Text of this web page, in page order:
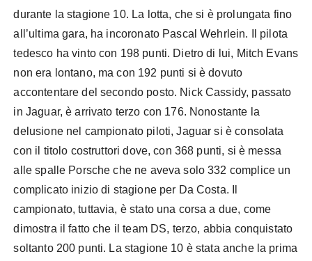
durante la stagione 10. La lotta, che si è prolungata fino
all’ultima gara, ha incoronato Pascal Wehrlein. Il pilota
tedesco ha vinto con 198 punti. Dietro di lui, Mitch Evans
non era lontano, ma con 192 punti si è dovuto
accontentare del secondo posto. Nick Cassidy, passato
in Jaguar, è arrivato terzo con 176. Nonostante la
delusione nel campionato piloti, Jaguar si è consolata
con il titolo costruttori dove, con 368 punti, si è messa
alle spalle Porsche che ne aveva solo 332 complice un
complicato inizio di stagione per Da Costa. Il
campionato, tuttavia, è stato una corsa a due, come
dimostra il fatto che il team DS, terzo, abbia conquistato
soltanto 200 punti. La stagione 10 è stata anche la prima